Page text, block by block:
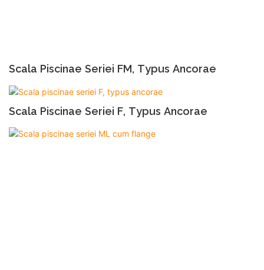
Scala Piscinae Seriei FM, Typus Ancorae
Scala Piscinae Seriei F, Typus Ancorae